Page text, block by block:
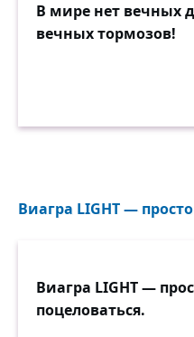
В мире нет вечных
вечных тормозов!
Виагра LIGHT —
Виагра LIGHT —
поцеловаться.